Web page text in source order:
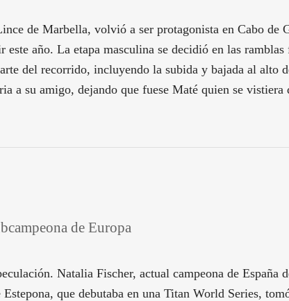
de Marbella, volvió a ser protagonista en Cabo de
año. La etapa masculina se decidió en las
del recorrido, incluyendo la subida y bajada al
a su amigo, dejando que fuese Maté quien se vistiera
de Europa
Natalia Fischer, actual campeona de
que debutaba en una Titan World Series,